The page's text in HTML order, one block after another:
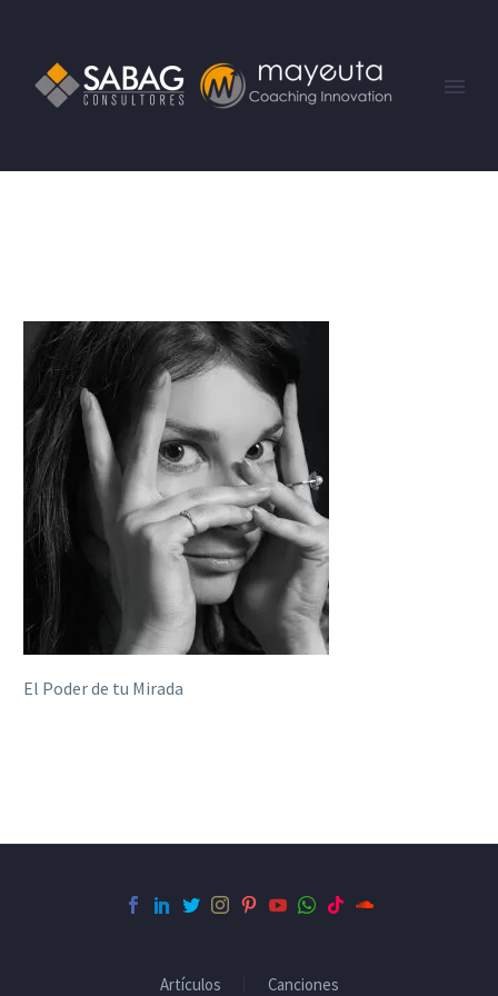
El Poder de tu Mirada
Artículos Canciones